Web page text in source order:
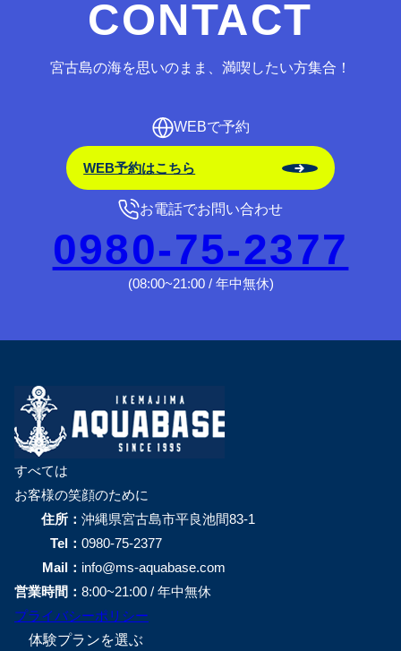
CONTACT
宮古島の海を思いのまま、満喫したい方集合！
WEBで予約
WEB予約はこちら
お電話でお問い合わせ
0980-75-2377
(08:00~21:00 / 年中無休)
すべては
お客様の笑顔のために
住所： 沖縄県宮古島市平良池間83-1
Tel： 0980-75-2377
Mail： info@ms-aquabase.com
営業時間： 8:00~21:00 / 年中無休
プライバシーポリシー
体験プランを選ぶ